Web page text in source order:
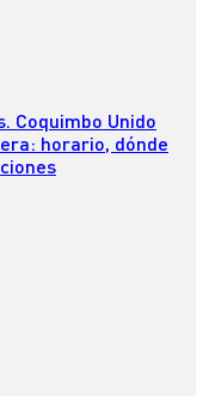
Coquimbo Unido
horario, dónde